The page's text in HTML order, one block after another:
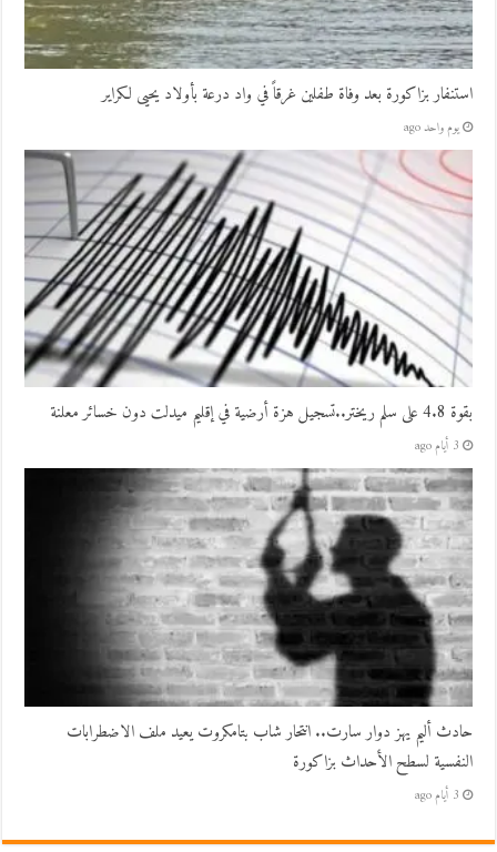
استنفار بزاكورة بعد وفاة طفلين غرقاً في واد درعة بأولاد يحيى لكراير
يوم واحد ago
بقوة 4.8 على سلم ريختر..تسجيل هزة أرضية في إقليم ميدلت دون خسائر معلنة
3 أيام ago
حادث أليم يهز دوار سارت.. انتحار شاب بتامكروت يعيد ملف الاضطرابات
النفسية لسطح الأحداث بزاكورة
3 أيام ago